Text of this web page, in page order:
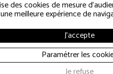
les installations
raccordements sur
l’organisation du
des cookies de mesure
meilleure expérience de
J'accepte
Paramétrer les